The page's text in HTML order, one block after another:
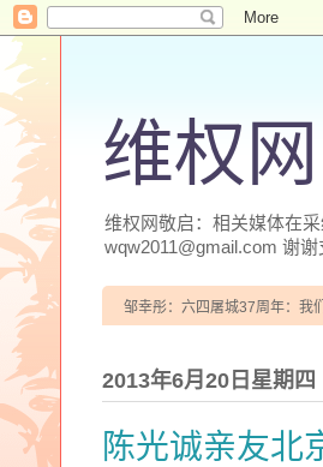
维权网
维权网敬启：相关媒体在
wqw2011@gmail.com 谢谢
邹幸彤：六四屠城37周年：我
2013年6月20日星期四
陈光诚亲友北